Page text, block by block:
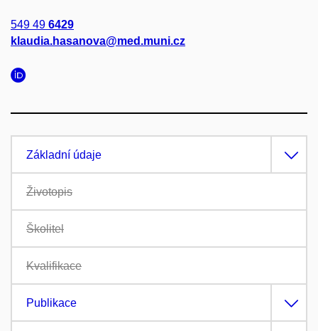
549 49 6429
klaudia.hasanova@med.muni.cz
Základní údaje
Životopis
Školitel
Kvalifikace
Publikace